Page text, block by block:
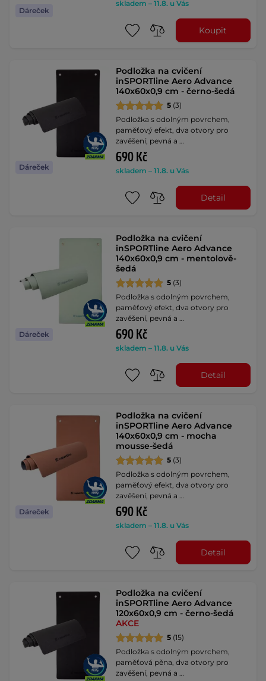
Dáreček
skladem – 11.8. u Vás
Koupit
Dáreček
Podložka na cvičení
inSPORTline Aero Advance
140x60x0,9 cm - černo-šedá
5 (3)
Podložka s odolným povrchem,
paměťový efekt, dva otvory pro
zavěšení, pevná a …
690 Kč
skladem – 11.8. u Vás
Detail
Dáreček
Podložka na cvičení
inSPORTline Aero Advance
140x60x0,9 cm - mentolově-
šedá
5 (3)
Podložka s odolným povrchem,
paměťový efekt, dva otvory pro
zavěšení, pevná a …
690 Kč
skladem – 11.8. u Vás
Detail
Dáreček
Podložka na cvičení
inSPORTline Aero Advance
140x60x0,9 cm - mocha
mousse-šedá
5 (3)
Podložka s odolným povrchem,
paměťový efekt, dva otvory pro
zavěšení, pevná a …
690 Kč
skladem – 11.8. u Vás
Detail
Podložka na cvičení
inSPORTline Aero Advance
120x60x0,9 cm - černo-šedá
AKCE
5 (15)
Podložka s odolným povrchem,
paměťová pěna, dva otvory pro
zavěšení, pevná a …